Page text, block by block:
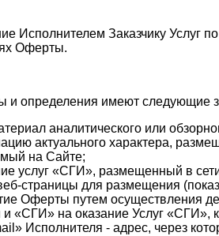
Исполнителем Заказчику
Оферты.
определения имеют следующие
аналитического или
актуального характера,
на Сайте;
услуг «СГИ», размещенный в
страницы для размещения
Оферты путем осуществления
«СГИ» на оказание Услуг
Исполнителя - адрес, через